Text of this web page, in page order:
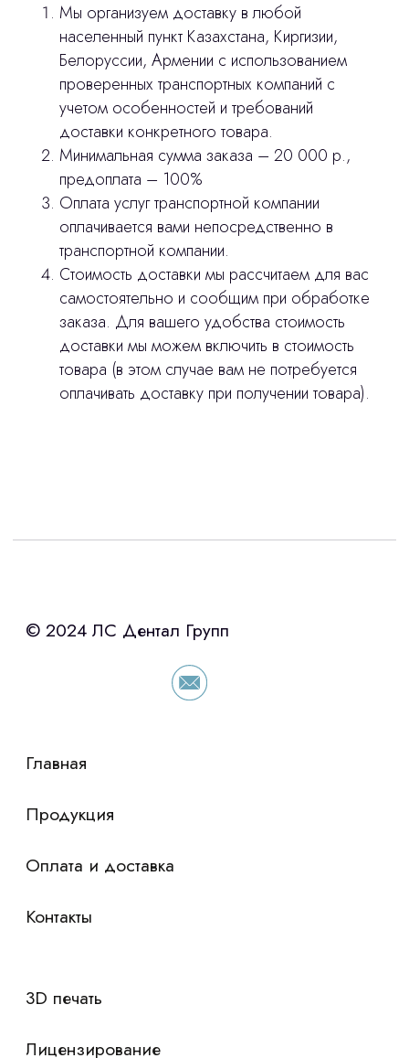
Мы организуем доставку в любой
населенный пункт Казахстана, Киргизии,
Белоруссии, Армении с использованием
проверенных транспортных компаний с
учетом особенностей и требований
доставки конкретного товара.
Минимальная сумма заказа – 20 000 р.,
предоплата – 100%
Оплата услуг транспортной компании
оплачивается вами непосредственно в
транспортной компании.
Стоимость доставки мы рассчитаем для вас
самостоятельно и сообщим при обработке
заказа. Для вашего удобства стоимость
доставки мы можем включить в стоимость
товара (в этом случае вам не потребуется
оплачивать доставку при получении товара).
Интересует лизинг?
«Уралпромлизинг» подберем выгодные
условия по лизингу оборудования,
просто оставьте контакты чтобы мы
сориентировали по условиям
сделано
Изготовление хирургических шаблонов
Политика конфиденциальности
stasicus